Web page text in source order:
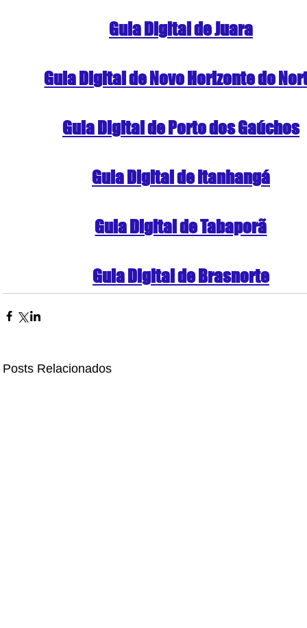
Guia Digital de Juara
Guia Digital de Novo Horizonte do
Guia Digital de Porto dos Gaúchos
Guia Digital de Itanhangá
Guia Digital de Tabaporã
Guia Digital de Brasnorte
Posts Relacionados